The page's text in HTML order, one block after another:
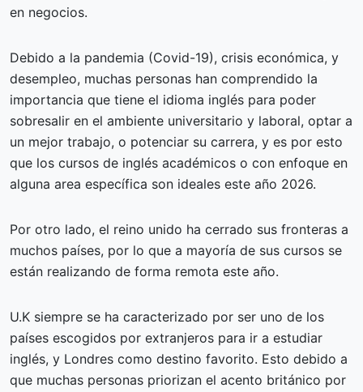
en negocios.
Debido a la pandemia (Covid-19), crisis económica, y
desempleo, muchas personas han comprendido la
importancia que tiene el idioma inglés para poder
sobresalir en el ambiente universitario y laboral, optar a
un mejor trabajo, o potenciar su carrera, y es por esto
que los cursos de inglés académicos o con enfoque en
alguna area específica son ideales este año 2026.
Por otro lado, el reino unido ha cerrado sus fronteras a
muchos países, por lo que a mayoría de sus cursos se
están realizando de forma remota este año.
U.K siempre se ha caracterizado por ser uno de los
países escogidos por extranjeros para ir a estudiar
inglés, y Londres como destino favorito. Esto debido a
que muchas personas priorizan el acento británico por